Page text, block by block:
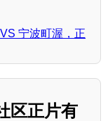
宁波町渥，正
区正片有